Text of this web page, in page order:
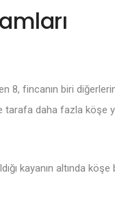
fincanın biri
daha fazla köşe
kayanın altında